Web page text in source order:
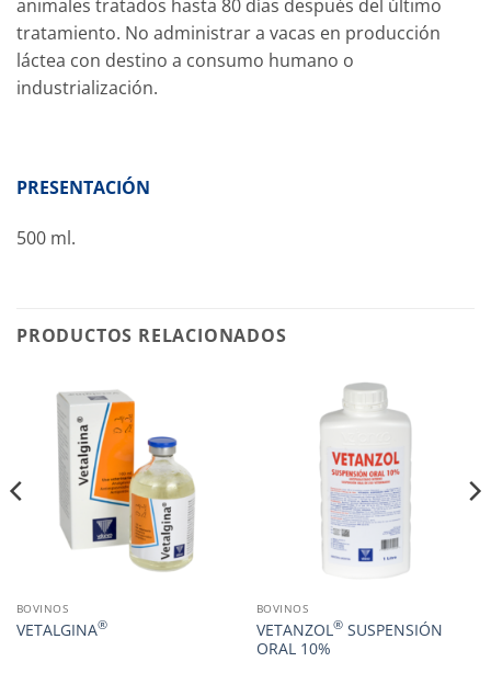
animales tratados hasta 80 días después del último
tratamiento. No administrar a vacas en producción
láctea con destino a consumo humano o
industrialización.
PRESENTACIÓN
500 ml.
PRODUCTOS RELACIONADOS
BOVINOS
VETALGINA®
BOVINOS
VETANZOL®SUSPENSIÓN
ORAL 10%